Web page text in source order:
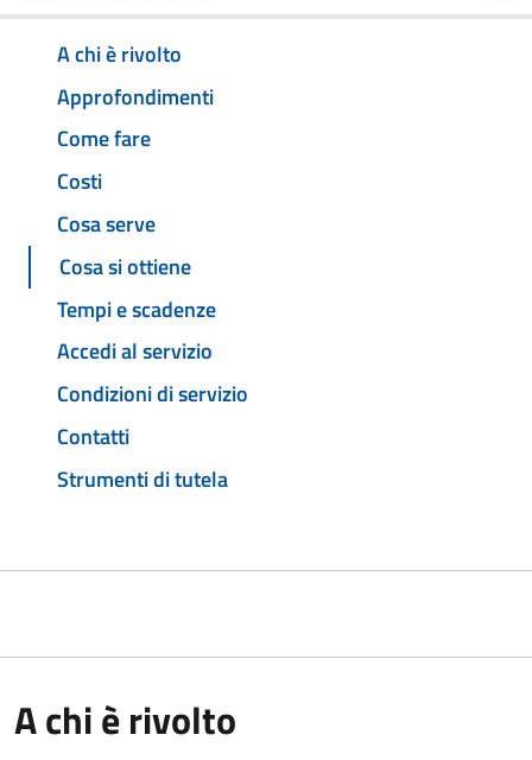
A chi è rivolto
Approfondimenti
Come fare
Costi
Cosa serve
Cosa si ottiene
Tempi e scadenze
Accedi al servizio
Condizioni di servizio
Contatti
Strumenti di tutela
A chi è rivolto